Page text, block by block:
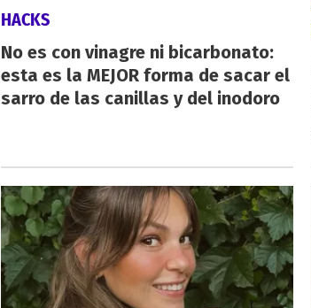
HACKS
No es con vinagre ni bicarbonato:
esta es la MEJOR forma de sacar el
sarro de las canillas y del inodoro